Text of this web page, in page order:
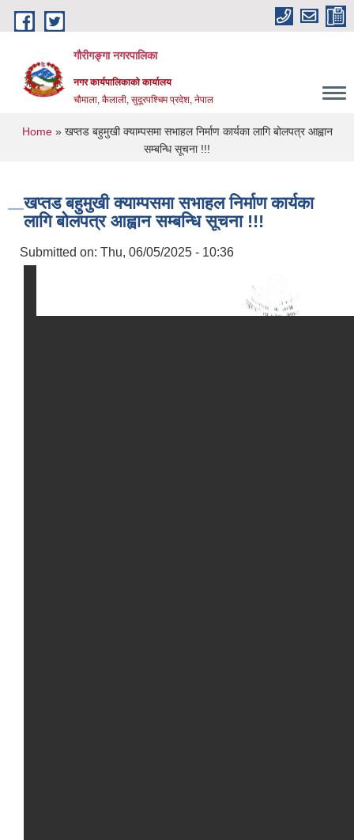
Skip to main content
गौरीगङ्गा नगरपालिका
नगर कार्यपालिकाको कार्यालय
चौमाला, कैलाली, सुदूरपश्चिम प्रदेश, नेपाल
You are here
Home» खप्तड बहुमुखी क्याम्पसमा सभाहल निर्माण कार्यका लागि बोलपत्र आह्वान
सम्बन्धि सूचना !!!
खप्तड बहुमुखी क्याम्पसमा सभाहल निर्माण कार्यका
लागि बोलपत्र आह्वान सम्बन्धि सूचना !!!
Submitted on: Thu, 06/05/2025 - 10:36